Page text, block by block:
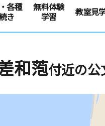
各種
き
無料体験
学習
教室見
和萢付近の公